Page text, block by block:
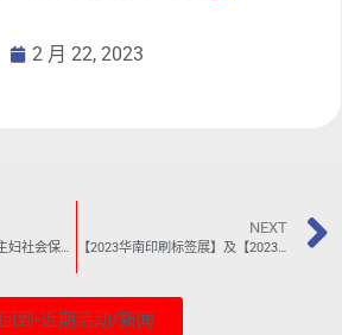
2 月 22, 2023
自雇者社会保险及家庭主妇社会保障计划
NEXT
【2023华南印刷标签展】及【2023华南包装展】
回到-近期活动/新闻